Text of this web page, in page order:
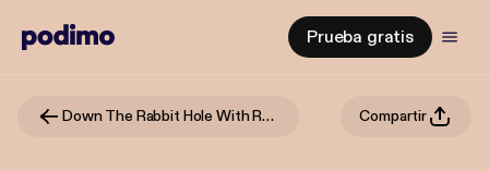
Prueba gratis
Down The Rabbit Hole With Rylee Rabbit Compartir